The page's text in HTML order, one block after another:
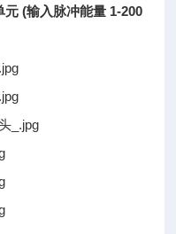
(输入脉冲能量 1-200